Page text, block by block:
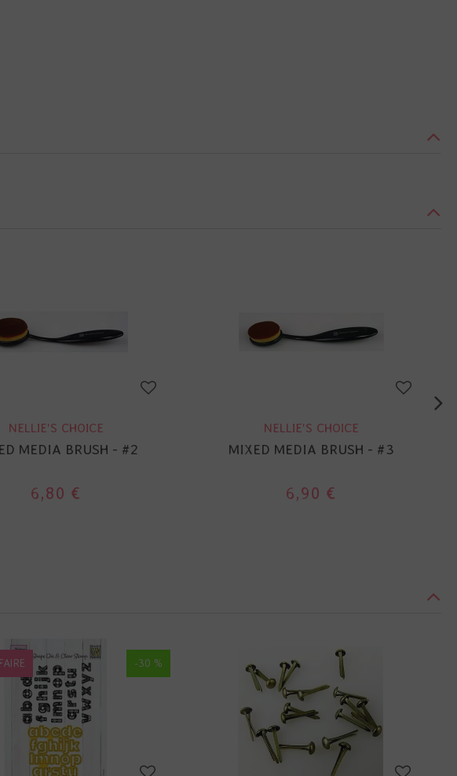
NELLIE'S CHOICE
MEDIA BRUSH - #2
6,80 €
NELLIE'S CHOICE
MIXED MEDIA BRUSH - #3
6,90 €
-30 %